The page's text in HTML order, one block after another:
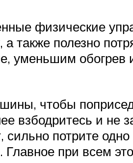
физические
также полезно
уменьшим
чтобы
взбодритесь и не
потрите одно
при всем